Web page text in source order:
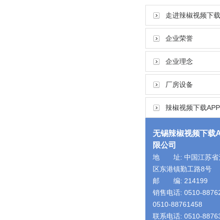
走进辣椒视频下
企业荣誉
企业理念
厂房设备
辣椒视频下载
无锡辣椒视频下载
限公司
地 址: 中国江苏省
区东港镇勤工路8号
邮 编: 214199
销售电话: 0510-
0510-88761458
联系电话: 0510-